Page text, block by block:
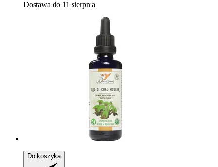
Dostawa do 11 sierpnia
Do koszyka